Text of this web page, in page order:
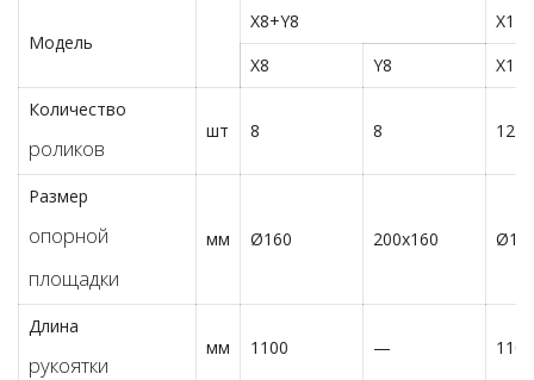
Модель
X8+Y8
X8
Y8
X12
Количество
роликов
шт 8 8 12
Размер
опорной
площадки
мм Ø160 200х160
Длина
рукоятки
мм 1100 — 1100